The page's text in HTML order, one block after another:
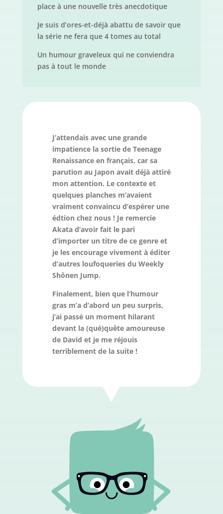
place à une nouvelle très anecdotique
Je suis d’ores-et-déjà abattu de savoir que
la série ne fera que 4 tomes au total
Un humour graveleux qui ne conviendra
pas à tout le monde
J’attendais avec une grande
impatience la sortie de Teenage
Renaissance en français, car sa
parution au Japon avait déjà attiré
mon attention. Le contexte et
quelques planches m’avaient
vraiment convaincu d’espérer une
édtion chez nous ! Je remercie
Akata d’avoir fait le pari
d’importer un titre de ce genre et
je les encourage vivement à éditer
d’autres loufoqueries du Weekly
Shônen Jump.
Finalement, bien que l’humour
gras m’a d’abord un peu surpris,
j’ai passé un moment hilarant
devant la (qué)quête amoureuse
de David et je me réjouis
terriblement de la suite !